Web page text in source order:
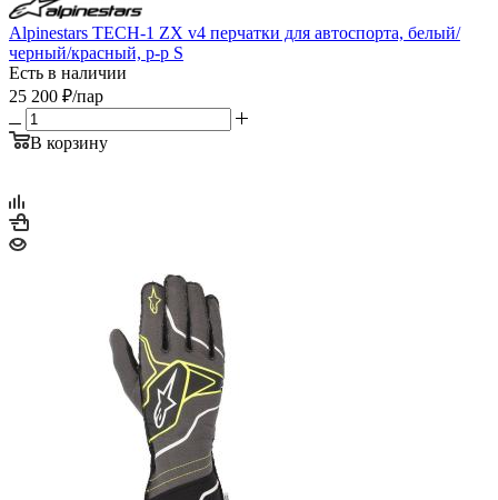
Alpinestars TECH-1 ZX v4 перчатки для автоспорта, белый/
черный/красный, р-р S
Есть в наличии
25 200 ₽/пар
В корзину